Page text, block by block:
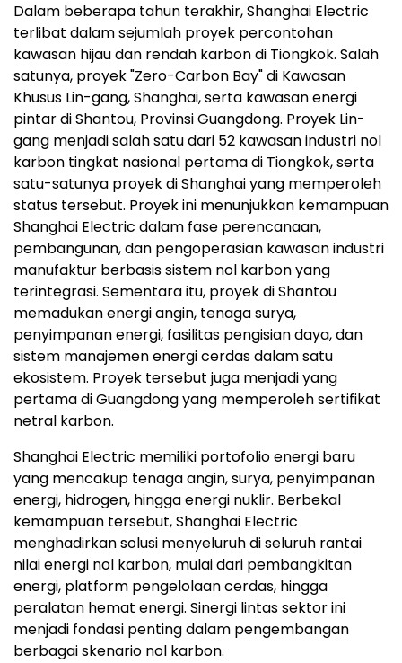
Dalam beberapa tahun terakhir, Shanghai Electric
terlibat dalam sejumlah proyek percontohan
kawasan hijau dan rendah karbon di Tiongkok. Salah
satunya, proyek "Zero-Carbon Bay" di Kawasan
Khusus Lin-gang, Shanghai, serta kawasan energi
pintar di Shantou, Provinsi Guangdong. Proyek Lin-
gang menjadi salah satu dari 52 kawasan industri nol
karbon tingkat nasional pertama di Tiongkok, serta
satu-satunya proyek di Shanghai yang memperoleh
status tersebut. Proyek ini menunjukkan kemampuan
Shanghai Electric dalam fase perencanaan,
pembangunan, dan pengoperasian kawasan industri
manufaktur berbasis sistem nol karbon yang
terintegrasi. Sementara itu, proyek di Shantou
memadukan energi angin, tenaga surya,
penyimpanan energi, fasilitas pengisian daya, dan
sistem manajemen energi cerdas dalam satu
ekosistem. Proyek tersebut juga menjadi yang
pertama di Guangdong yang memperoleh sertifikat
netral karbon.
Shanghai Electric memiliki portofolio energi baru
yang mencakup tenaga angin, surya, penyimpanan
energi, hidrogen, hingga energi nuklir. Berbekal
kemampuan tersebut, Shanghai Electric
menghadirkan solusi menyeluruh di seluruh rantai
nilai energi nol karbon, mulai dari pembangkitan
energi, platform pengelolaan cerdas, hingga
peralatan hemat energi. Sinergi lintas sektor ini
menjadi fondasi penting dalam pengembangan
berbagai skenario nol karbon.